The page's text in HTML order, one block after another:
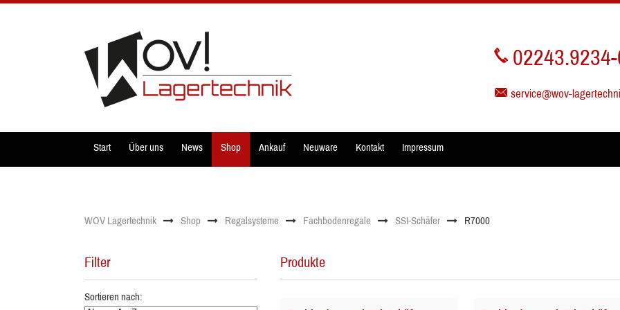
service@wov-
Start Über uns News Shop Ankauf Neuware Kontakt Impressum
WOV Lagertechnik Shop Regalsysteme Fachbodenregale SSI-Schäfer R7000
Produkte
Filter
Sortieren nach: